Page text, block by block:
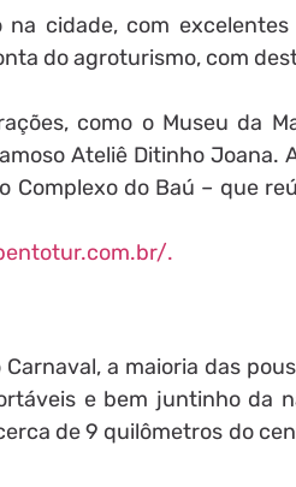
cidade, com
do agroturismo, com
como o Museu da
Ateliê Ditinho Joana.
Complexo do Baú – que
.
a maioria das
e bem juntinho da
de 9 quilômetros do